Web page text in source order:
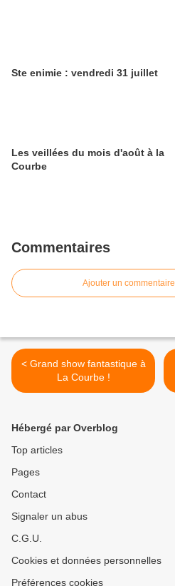
Ste enimie : vendredi 31 juillet
Les veillées du mois d'août à la
Courbe
Commentaires
Ajouter un commentaire
< Grand show fantastique à
La Courbe !
Hébergé par Overblog
Top articles
Pages
Contact
Signaler un abus
C.G.U.
Cookies et données personnelles
Préférences cookies